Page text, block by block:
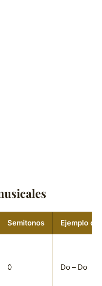
Semitonos Ejemplo
0 Do – Do